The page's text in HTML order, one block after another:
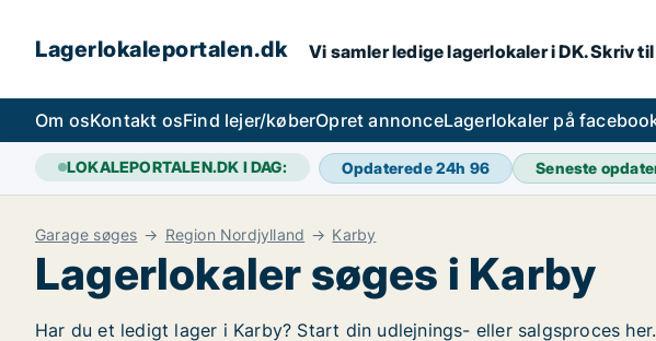
Lagerlokaleportalen.dk Vi samler ledige lagerlokaler i DK. Skriv
Om osKontakt osFind lejer/køberOpret annonceLagerlokaler på
LOKALEPORTALEN.DK I DAG: Opdaterede 24h 96 Seneste
Garage søges Region Nordjylland Karby
Lagerlokaler søges i Karby
Har du et ledigt lager i Karby? Start din udlejnings- eller salgsproces